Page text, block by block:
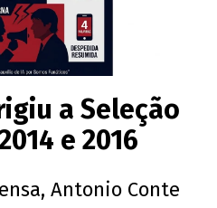
a Seleção
e 2016
Antonio Conte